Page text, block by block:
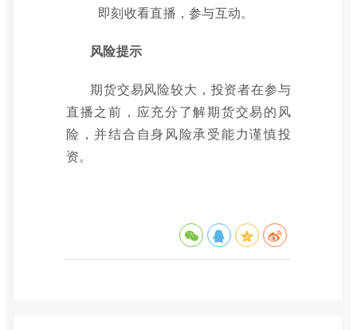
即刻收看直播，参与互动。
风险提示
期货交易风险较大，投资者在参与
直播之前，应充分了解期货交易的风
险，并结合自身风险承受能力谨慎投
资。